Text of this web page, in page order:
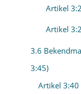
Artikel
Artikel
3.6
3:45)
Artikel 3:40